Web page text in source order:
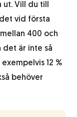
Vill du till
vid första
400 och
det är inte så
12 %
behöver